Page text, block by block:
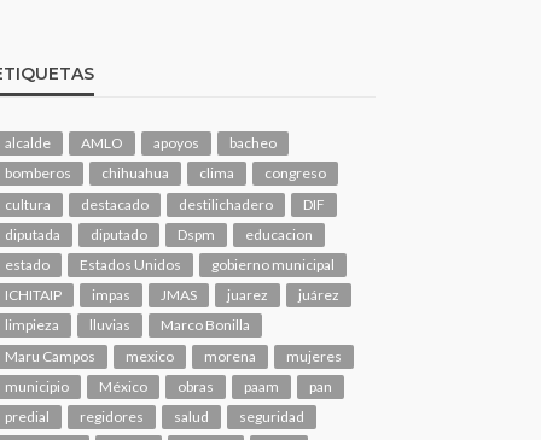
alcalde AMLO apoyos
bacheo
bomberos
chihuahua clima
congreso
cultura
destacado destilichadero
DIF
diputada
diputado Dspm
educacion
estado
Estados Unidos
gobierno municipal
ICHITAIP
impas JMAS juarez
juárez
limpieza
lluvias
Marco Bonilla
Maru Campos
mexico morena
mujeres
municipio
México obras paam
pan
predial
regidores salud
seguridad